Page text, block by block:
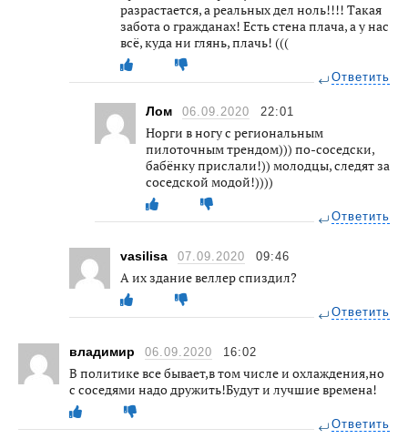
разрастается, а реальных дел ноль!!!! Такая
забота о гражданах! Есть стена плача, а у нас
всё, куда ни глянь, плачь! (((
Ответить
Лом 06.09.2020 22:01
Норги в ногу с региональным
пилоточным трендом))) по-соседски,
бабёнку прислали!)) молодцы, следят за
соседской модой!))))
Ответить
vasilisa 07.09.2020 09:46
А их здание веллер спиздил?
Ответить
владимир 06.09.2020 16:02
В политике все бывает,в том числе и охлаждения,но
с соседями надо дружить!Будут и лучшие времена!
Ответить